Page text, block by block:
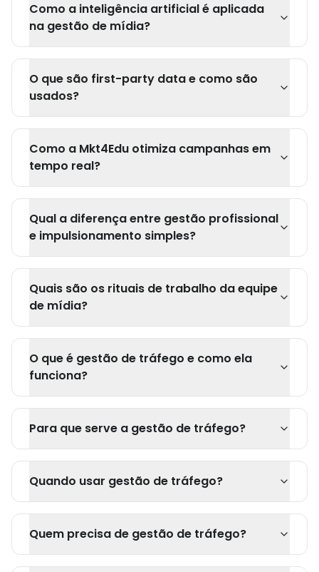
Como a inteligência artificial é aplicada
na gestão de mídia?
O que são first-party data e como são
usados?
Como a Mkt4Edu otimiza campanhas em
tempo real?
Qual a diferença entre gestão profissional
e impulsionamento simples?
Quais são os rituais de trabalho da equipe
de mídia?
O que é gestão de tráfego e como ela
funciona?
Para que serve a gestão de tráfego?
Quando usar gestão de tráfego?
Quem precisa de gestão de tráfego?